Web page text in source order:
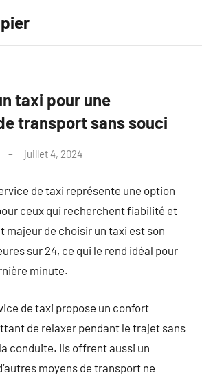
taxi pour une
transport sans souci
juillet 4, 2024
de taxi représente une option
ceux qui recherchent fiabilité et
majeur de choisir un taxi est son
sur 24, ce qui le rend idéal pour
minute.
de taxi propose un confort
de relaxer pendant le trajet sans
conduite. Ils offrent aussi un
moyens de transport ne